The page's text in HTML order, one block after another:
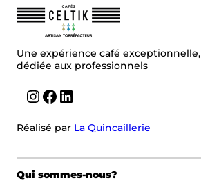
Une expérience café exceptionnelle,
dédiée aux professionnels
InstagramFacebook LinkedIn
Réalisé par La Quincaillerie
Qui sommes-nous?